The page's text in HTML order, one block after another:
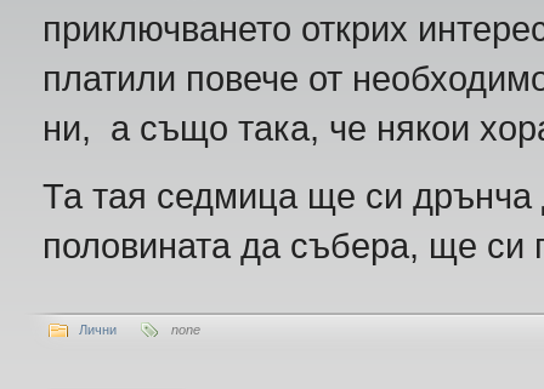
приключването открих
платили повече от
ни, а също така, че някои
Та тая седмица ще си
половината да събера, ще си
Лични none